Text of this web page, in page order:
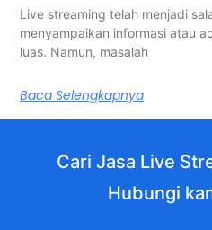
Live streaming telah menjadi
menyampaikan informasi atau
luas. Namun, masalah
Baca Selengkapnya
Cari Jasa Live
Hubungi